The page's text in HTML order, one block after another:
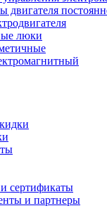
двигателя
люки
сертификаты
и партнеры